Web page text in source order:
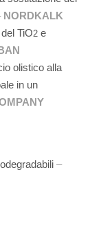
NORDKALK
TiO2 e
olistico alla
in un
–